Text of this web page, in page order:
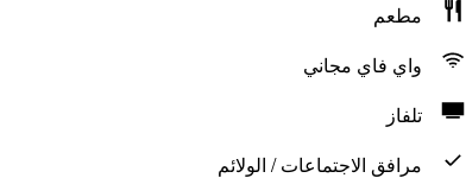
مطعم
واي فاي مجاني
تلفاز
مرافق الاجتماعات / الولائم